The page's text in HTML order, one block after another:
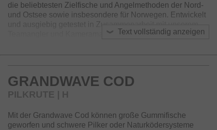
Text vollständig anzeigen
die beliebtesten Zielfische und Angelmethoden der Nord-
und Ostsee sowie insbesondere für Norwegen. Entwickelt
Teamangler und Kameramann Arne Seiberlich, ist hier
entstanden. Exklusive DAIWA Technologie in den Blanks,
und Performance.
GRANDWAVE COD
PILKRUTE | H
Mit der Grandwave Cod können große Gummifische
geworfen und schwere Pilker oder Naturködersysteme